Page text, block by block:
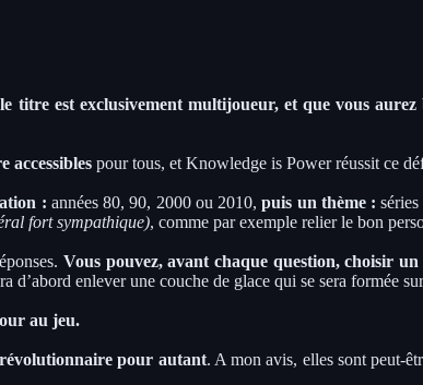
le titre est exclusivement multijoueur, et que vous
accessibles pour tous, et Knowledge is Power réussit ce
: années 80, 90, 2000 ou 2010, puis un thème :
fort sympathique), comme par exemple relier le bon
Vous pouvez, avant chaque question, choisir
enlever une couche de glace qui se sera formée
au jeu.
révolutionnaire pour autant. A mon avis, elles sont peut-